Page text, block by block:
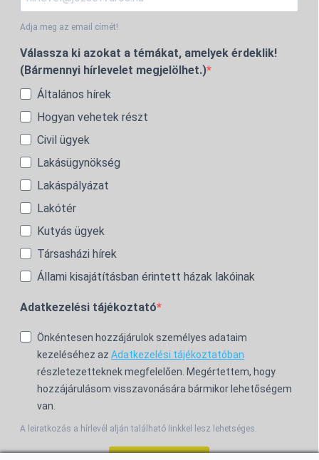
Adja meg az email címét!
Válassza ki azokat a témákat, amelyek érdeklik!
(Bármennyi hírlevelet megjelölhet.)
Általános hírek
Hogyan vehetek részt
Civil ügyek
Lakásügynökség
Lakáspályázat
Lakótér
Kutyás ügyek
Társasházi hírek
Állami kisajátításban érintett házak lakóinak
Adatkezelési tájékoztató
Önkéntesen hozzájárulok személyes adataim
kezeléséhez az Adatkezelési tájékoztatóban
részletezetteknek megfelelően. Megértettem, hogy
hozzájárulásom visszavonására bármikor lehetőségem
van.
A leiratkozás a hírlevél alján található linkkel lesz lehetséges.